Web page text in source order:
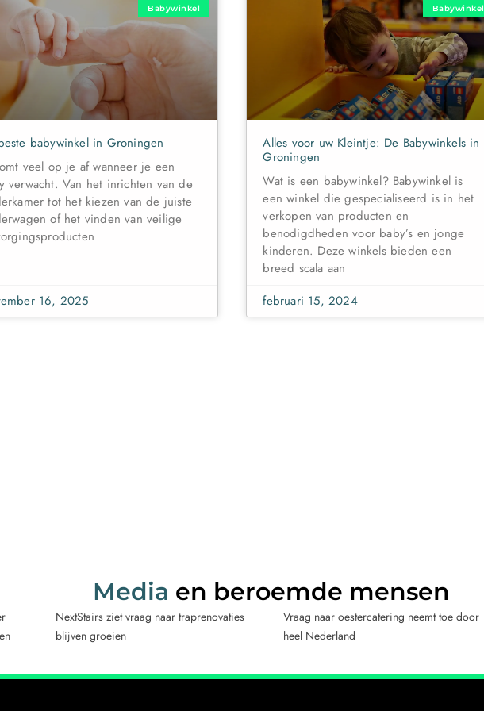
Babywinkel
babywinkel in Groningen
veel op je af wanneer je een
verwacht. Van het inrichten van de
tot het kiezen van de juiste
of het vinden van veilige
16, 2025
Babywinkel
Alles voor uw Kleintje: De Babywinkels in
Groningen
Wat is een babywinkel? Babywinkel is
een winkel die gespecialiseerd is in het
verkopen van producten en
benodigdheden voor baby’s en jonge
kinderen. Deze winkels bieden een
breed scala aan
februari 15, 2024
Media en beroemde mensen
NextStairs ziet vraag naar traprenovaties
blijven groeien
Vraag naar oestercatering neemt toe door
heel Nederland